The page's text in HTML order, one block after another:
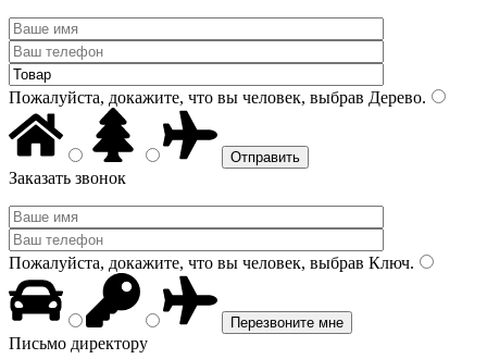
Пожалуйста, докажите, что вы человек, выбрав Дерево.
Заказать звонок
Пожалуйста, докажите, что вы человек, выбрав Ключ.
Письмо директору